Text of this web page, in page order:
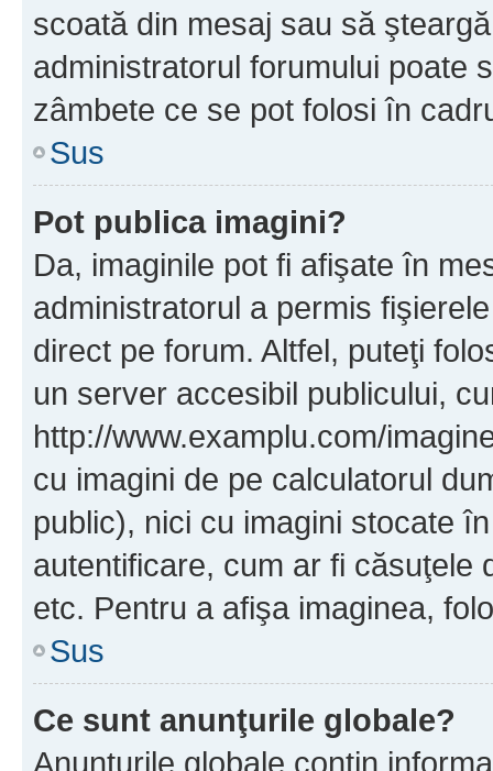
scoată din mesaj sau să
administratorul forumului poate
zâmbete ce se pot folosi în
Sus
Pot publica imagini?
Da, imaginile pot fi afişate în
administratorul a permis
direct pe forum. Altfel, puteţi
un server accesibil publicului,
http://www.examplu.com/
cu imagini de pe calculatorul
public), nici cu imagini stocate
autentificare, cum ar fi căsuţele
etc. Pentru a afişa imaginea,
Sus
Ce sunt anunţurile globale?
Anunţurile globale conţin